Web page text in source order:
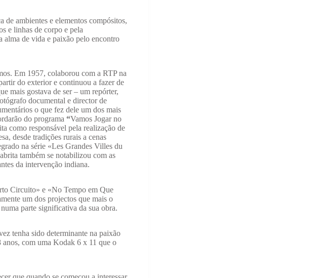
de ambientes e elementos compósitos,
e linhas de corpo e pela
alma de vida e paixão pelo encontro
Em 1957, colaborou com a RTP na
do exterior e continuou a fazer de
mais gostava de ser – um repórter,
documental e director de
o que fez dele um dos mais
do programa “Vamos Jogar no
como responsável pela realização de
desde tradições rurais a cenas
na série «Les Grandes Villes du
também se notabilizou com as
da intervenção indiana.
Circuito» e «No Tempo em Que
um dos projectos que mais o
parte significativa da sua obra.
tenha sido determinante na paixão
anos, com uma Kodak 6 x 11 que o